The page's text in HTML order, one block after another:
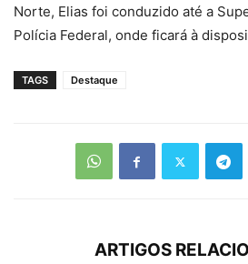
Norte, Elias foi conduzido até a
Polícia Federal, onde ficará à
TAGS Destaque
ARTIGOS